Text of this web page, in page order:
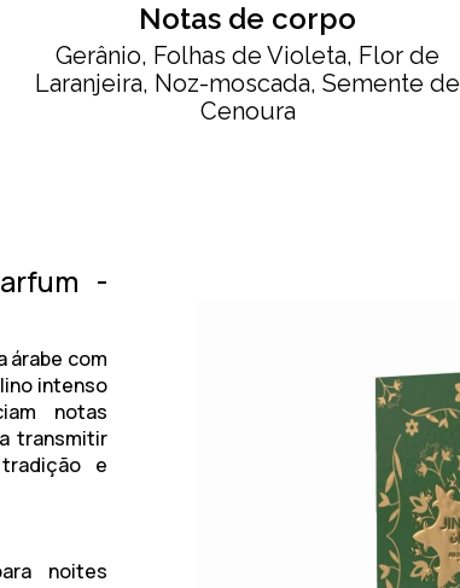
Notas de corpo
Gerânio, Folhas de Violeta, Flor de
Laranjeira, Noz-moscada, Semente de
Cenoura
-
árabe com
intenso
notas
transmitir
e
noites